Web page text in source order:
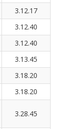
3.12.17
3.12.40
3.12.40
3.13.45
3.18.20
3.18.20
3.28.45